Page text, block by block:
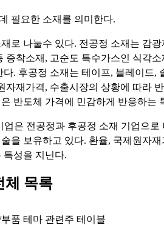
필요한 소재를 의미한다.
로 나눌수 있다. 전공정 소재는 감
증착소재, 고순도 특수가스인 식각
. 후공정 소재는 테이프, 블레이드,
자재가격, 수출시장의 상황에 따라
반도체 가격에 민감하게 반응하는
업은 전공정과 후공정 소재 기업으로
을 보유하고 있다. 환율, 국제원자
특성을 지닌다.
체 목록
품 테마 관련주 테이블